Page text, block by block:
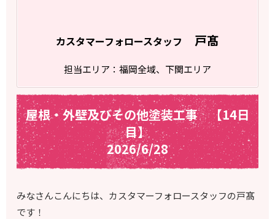
カスタマーフォロースタッフ 戸髙
担当エリア：福岡全域、下関エリア
屋根・外壁及びその他塗装工事 【14日
目】
2026/6/28
みなさんこんにちは、カスタマーフォロースタッフの戸髙
です！